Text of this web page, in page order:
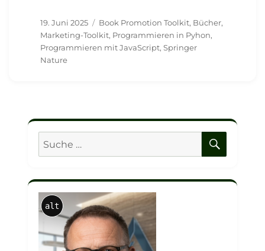
Veröffentlicht
am
19. Juni 2025 Schlagwörter
Book Promotion Toolkit, Bücher,
Marketing-Toolkit, Programmieren in Pyhon,
Programmieren mit JavaScript,Springer
Nature
Suche
nach:
alt